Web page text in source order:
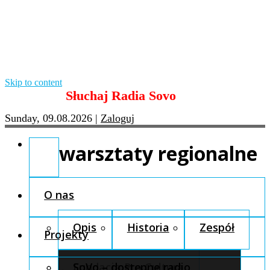
Skip to content
Słuchaj Radia Sovo
Sunday, 09.08.2026 | Zaloguj
O nas
Opis Historia Zespół
Fundacja Pro Cultura
Projekty
SoVo – dostępne radio
warsztaty regionalne